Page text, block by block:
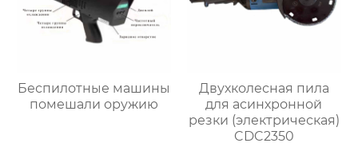
Беспилотные машины
помешали оружию
Двухколесная пила
для асинхронной
резки (электрическая)
CDC2350